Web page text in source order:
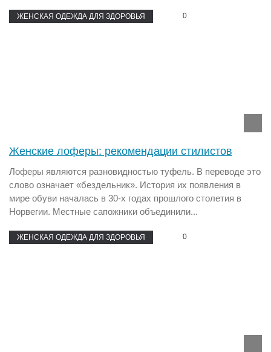
ЖЕНСКАЯ ОДЕЖДА ДЛЯ ЗДОРОВЬЯ 0
Женские лоферы: рекомендации стилистов
Лоферы являются разновидностью туфель. В переводе это
слово означает «бездельник». История их появления в
мире обуви началась в 30-х годах прошлого столетия в
Норвегии. Местные сапожники объединили...
ЖЕНСКАЯ ОДЕЖДА ДЛЯ ЗДОРОВЬЯ 0